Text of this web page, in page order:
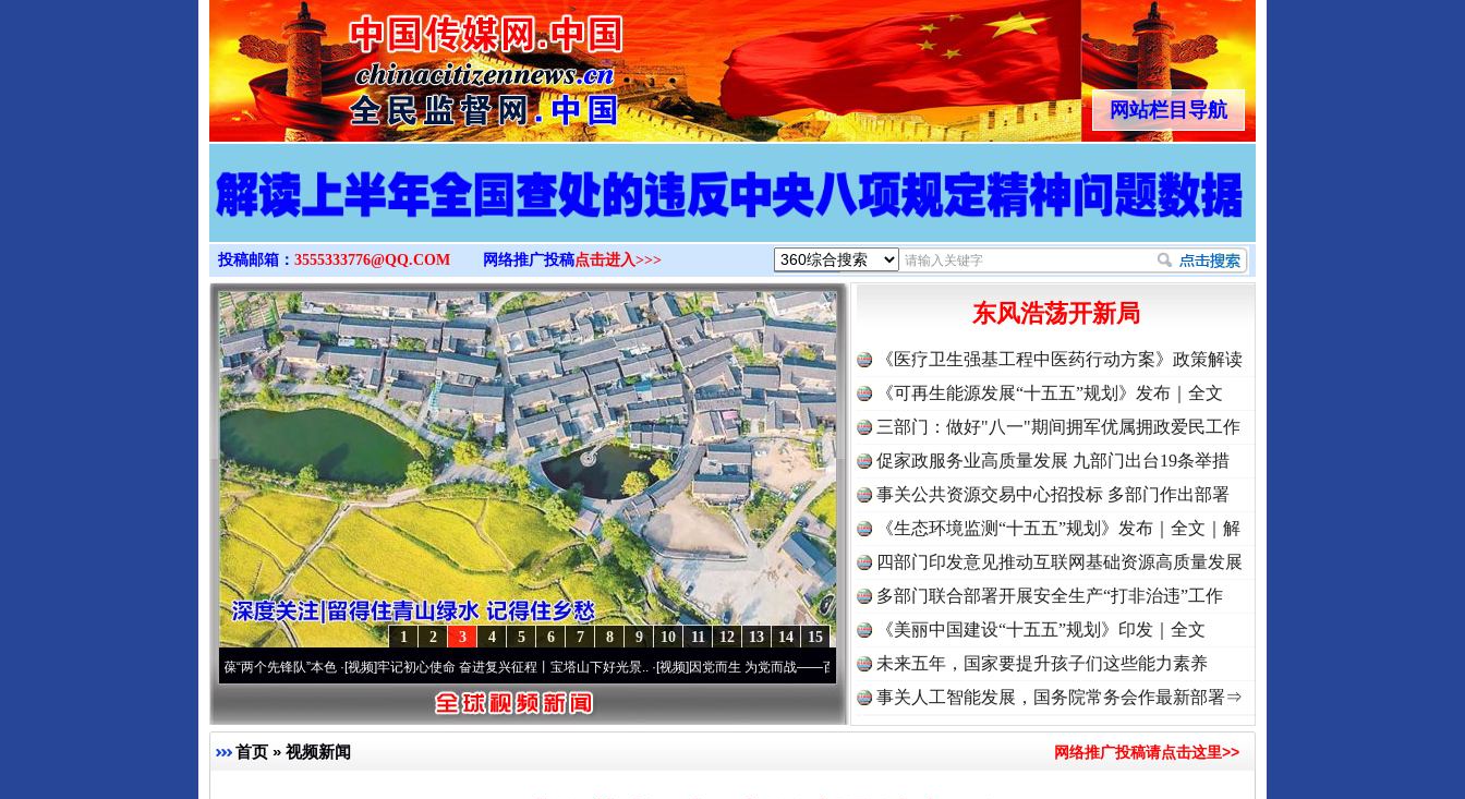
>
网站栏目导航
投稿邮箱： 3555333776@QQ.COM 网络推广投稿点击进入>>>
15
14
13
12
11
10
9
8
7
6
5
4
3
2
1
永葆“两个先锋队”本色·[视频]牢记初心使命 奋进复兴征程丨宝塔山下好光景..·[视频]因党而生 为党而战——百年“纪”事⑧加强纪律..·[视频]牢记初心使命 奋进复兴征程丨“转折之城”激荡..·[视频]
东风浩荡开新局
《医疗卫生强基工程中医药行动方案》政策解读
《可再生能源发展“十五五”规划》发布｜全文
三部门：做好"八一"期间拥军优属拥政爱民工作
促家政服务业高质量发展 九部门出台19条举措
事关公共资源交易中心招投标 多部门作出部署
《生态环境监测“十五五”规划》发布｜全文｜解
读
四部门印发意见推动互联网基础资源高质量发展
多部门联合部署开展安全生产“打非治违”工作
《美丽中国建设“十五五”规划》印发｜全文
未来五年，国家要提升孩子们这些能力素养
事关人工智能发展，国务院常务会作最新部署⇒
首页 » 视频新闻 网络推广投稿请点击这里>>